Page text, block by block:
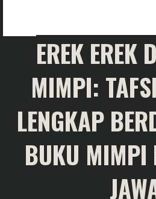
EREK EREK
MIMPI:
LENGKAP
BUKU MIMPI